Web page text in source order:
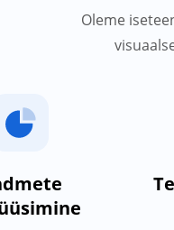
Oleme